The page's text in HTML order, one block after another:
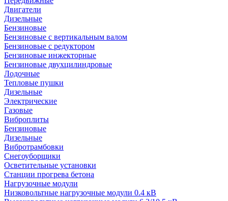
Двигатели
Дизельные
Бензиновые
Бензиновые с вертикальным валом
Бензиновые с редуктором
Бензиновые инжекторные
Бензиновые двухцилиндровые
Лодочные
Тепловые пушки
Дизельные
Электрические
Газовые
Виброплиты
Бензиновые
Дизельные
Вибротрамбовки
Снегоуборщики
Осветительные установки
Станции прогрева бетона
Нагрузочные модули
Низковольтные нагрузочные модули 0.4 кВ